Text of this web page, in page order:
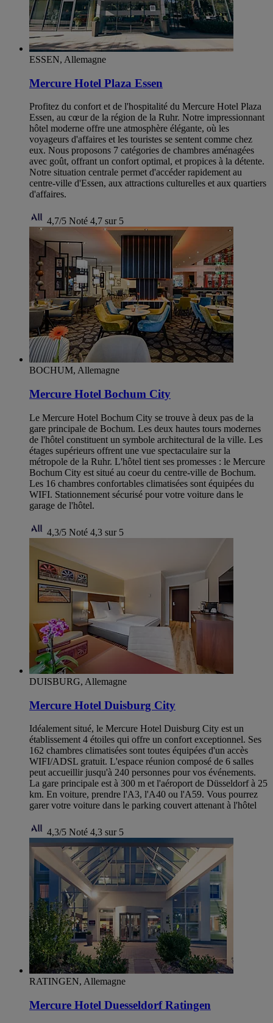
ESSEN, Allemagne
Mercure Hotel Plaza Essen
Profitez du confort et de l'hospitalité du Mercure Hotel Plaza
Essen, au cœur de la région de la Ruhr. Notre impressionnant
hôtel moderne offre une atmosphère élégante, où les
voyageurs d'affaires et les touristes se sentent comme chez
eux. Nous proposons 7 catégories de chambres aménagées
avec goût, offrant un confort optimal, et propices à la détente.
Notre situation centrale permet d'accéder rapidement au
centre-ville d'Essen, aux attractions culturelles et aux quartiers
d'affaires.
4,7/5 Noté 4,7 sur 5
BOCHUM, Allemagne
Mercure Hotel Bochum City
Le Mercure Hotel Bochum City se trouve à deux pas de la
gare principale de Bochum. Les deux hautes tours modernes
de l'hôtel constituent un symbole architectural de la ville. Les
étages supérieurs offrent une vue spectaculaire sur la
métropole de la Ruhr. L'hôtel tient ses promesses : le Mercure
Bochum City est situé au coeur du centre-ville de Bochum.
Les 16 chambres confortables climatisées sont équipées du
WIFI. Stationnement sécurisé pour votre voiture dans le
garage de l'hôtel.
4,3/5 Noté 4,3 sur 5
DUISBURG, Allemagne
Mercure Hotel Duisburg City
Idéalement situé, le Mercure Hotel Duisburg City est un
établissement 4 étoiles qui offre un confort exceptionnel. Ses
162 chambres climatisées sont toutes équipées d'un accès
WIFI/ADSL gratuit. L'espace réunion composé de 6 salles
peut accueillir jusqu'à 240 personnes pour vos événements.
La gare principale est à 300 m et l'aéroport de Düsseldorf à 25
km. En voiture, prendre l'A3, l'A40 ou l'A59. Vous pourrez
garer votre voiture dans le parking couvert attenant à l'hôtel
4,3/5 Noté 4,3 sur 5
RATINGEN, Allemagne
Mercure Hotel Duesseldorf Ratingen